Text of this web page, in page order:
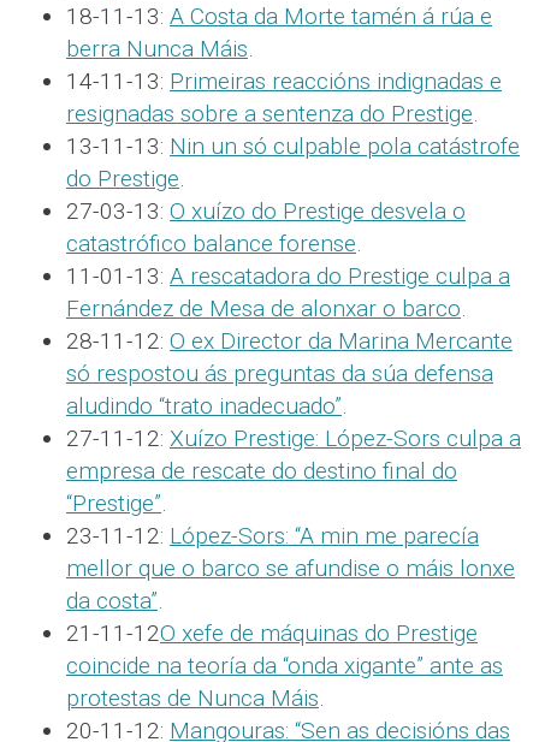
18-11-13: A Costa da Morte tamén á rúa e
berra Nunca Máis.
14-11-13: Primeiras reaccións indignadas e
resignadas sobre a sentenza do Prestige.
13-11-13: Nin un só culpable pola catástrofe
do Prestige.
27-03-13: O xuízo do Prestige desvela o
catastrófico balance forense.
11-01-13: A rescatadora do Prestige culpa a
Fernández de Mesa de alonxar o barco.
28-11-12: O ex Director da Marina Mercante
só respostou ás preguntas da súa defensa
aludindo “trato inadecuado”.
27-11-12: Xuízo Prestige: López-Sors culpa a
empresa de rescate do destino final do
“Prestige”.
23-11-12: López-Sors: “A min me parecía
mellor que o barco se afundise o máis lonxe
da costa”.
21-11-12O xefe de máquinas do Prestige
coincide na teoría da “onda xigante” ante as
protestas de Nunca Máis.
20-11-12: Mangouras: “Sen as decisións das